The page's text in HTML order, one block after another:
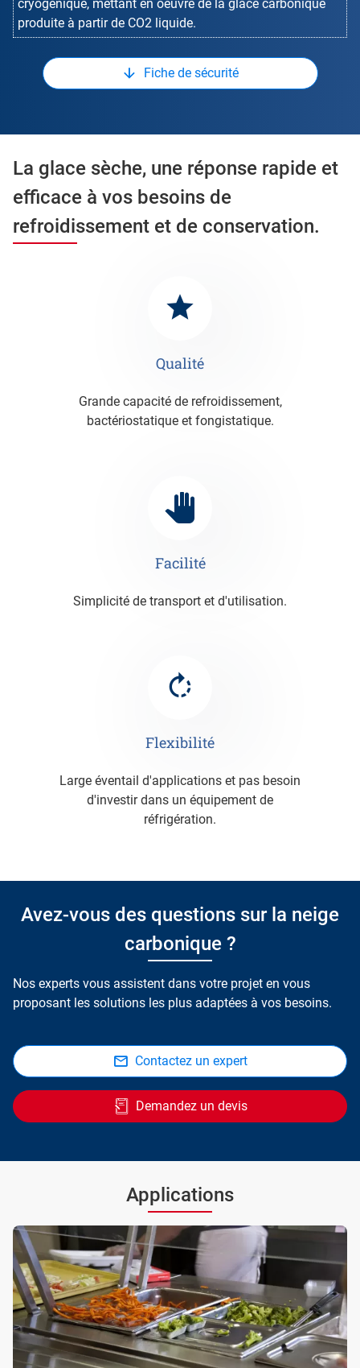
cryogénique, mettant en oeuvre de la glace carbonique
produite à partir de CO2 liquide.
Fiche de sécurité
La glace sèche, une réponse rapide et
efficace à vos besoins de
refroidissement et de conservation.
Qualité
Grande capacité de refroidissement,
bactériostatique et fongistatique.
Facilité
Simplicité de transport et d'utilisation.
Flexibilité
Large éventail d'applications et pas besoin
d'investir dans un équipement de
réfrigération.
Avez-vous des questions sur la neige
carbonique ?
Nos experts vous assistent dans votre projet en vous
proposant les solutions les plus adaptées à vos besoins.
Contactez un expert
Demandez un devis
Applications